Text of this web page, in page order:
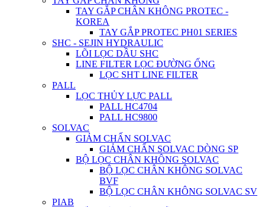
TAY GẮP CHÂN KHÔNG PROTEC -
KOREA
TAY GẮP PROTEC PH01 SERIES
SHC - SEJIN HYDRAULIC
LÕI LỌC DẦU SHC
LINE FILTER LỌC ĐƯỜNG ỐNG
LỌC SHT LINE FILTER
PALL
LỌC THỦY LỰC PALL
PALL HC4704
PALL HC9800
SOLVAC
GIẢM CHẤN SOLVAC
GIẢM CHẤN SOLVAC DÒNG SP
BỘ LỌC CHÂN KHÔNG SOLVAC
BỘ LỌC CHÂN KHÔNG SOLVAC
BVF
BỘ LỌC CHÂN KHÔNG SOLVAC SV
PIAB